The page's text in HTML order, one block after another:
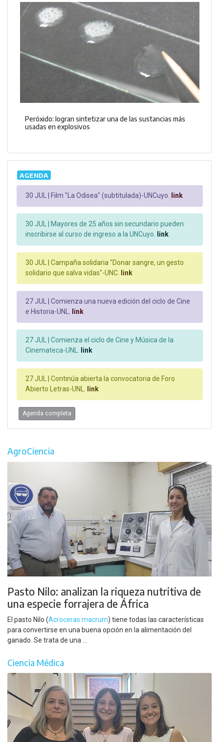
Peróxido: logran sintetizar una de las sustancias más
usadas en explosivos
AGENDA
30 JUL | Film "La Odisea" (subtitulada)-UNCuyo. link
30 JUL |
Mayores de 25 años sin secundario pueden
inscribirse al curso de ingreso a la UNCuyo.
link
30 JUL |
Campaña solidaria "Donar sangre, un gesto
solidario que salva vidas"-UNC.
link
27 JUL |
Comienza una nueva edición del ciclo de Cine
e Historia-UNL.
link
27 JUL |
Comienza el ciclo de Cine y Música de la
Cinemateca-UNL.
link
27 JUL |
Continúa abierta la convocatoria de Foro
Abierto Letras-UNL.
link
Agenda completa
AgroCiencia
Pasto Nilo: analizan la riqueza nutritiva de
una especie forrajera de África
El pasto Nilo (Acroceras macrum) tiene todas las características
para convertirse en una buena opción en la alimentación del
ganado. Se trata de una ...
Ciencia Médica